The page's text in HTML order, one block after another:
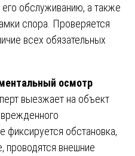
обслуживанию, а также
спора. Проверяется
всех обязательных
осмотр
выезжает на объект
фиксируется обстановка,
проводятся внешние